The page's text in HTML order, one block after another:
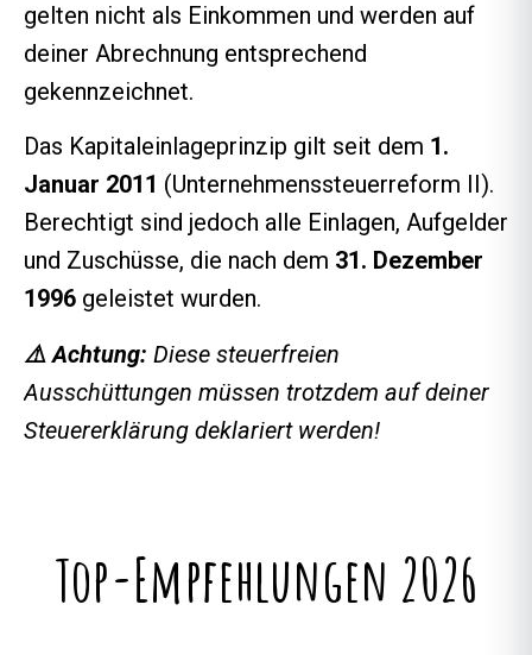
gelten nicht als Einkommen und werden auf
deiner Abrechnung entsprechend
gekennzeichnet.
Das Kapitaleinlageprinzip gilt seit dem 1.
Januar 2011 (Unternehmenssteuerreform II).
Berechtigt sind jedoch alle Einlagen, Aufgelder
und Zuschüsse, die nach dem 31. Dezember
1996 geleistet wurden.
⚠️ Achtung: Diese steuerfreien
Ausschüttungen müssen trotzdem auf deiner
Steuererklärung deklariert werden!
Top-Empfehlungen 2026